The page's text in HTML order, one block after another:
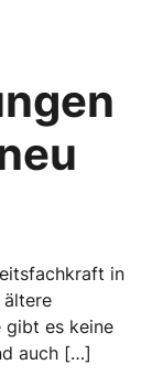
in
ältere
gibt es keine
auch […]